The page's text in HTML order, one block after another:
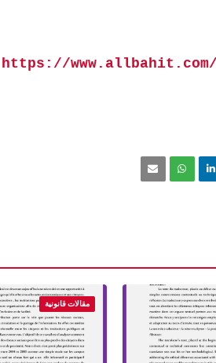
https://
مقالات قانونية